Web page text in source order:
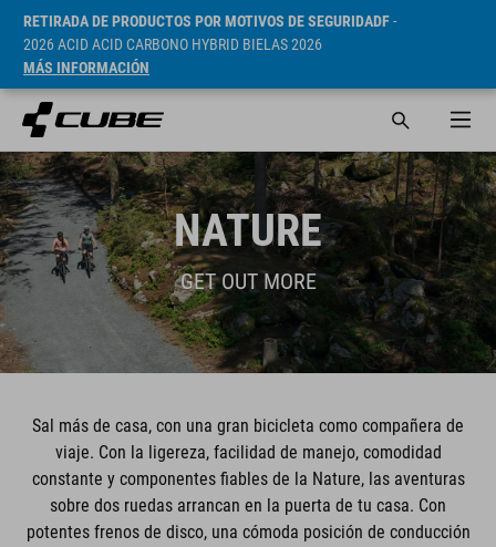
RETIRADA DE PRODUCTOS POR MOTIVOS DE SEGURIDADF-
2026 ACID ACID CARBONO HYBRID BIELAS 2026
MÁS INFORMACIÓN
NATURE
GET OUT MORE
Sal más de casa, con una gran bicicleta como compañera de
viaje. Con la ligereza, facilidad de manejo, comodidad
constante y componentes fiables de la Nature, las aventuras
sobre dos ruedas arrancan en la puerta de tu casa. Con
potentes frenos de disco, una cómoda posición de conducción